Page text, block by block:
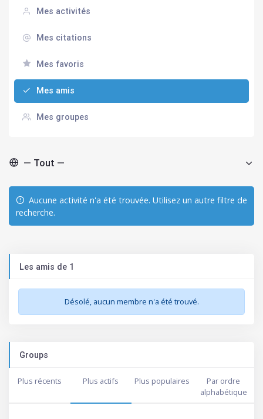
Mes activités
Mes citations
Mes favoris
Mes amis
Mes groupes
Afficher par activité:
Aucune activité n'a été trouvée. Utilisez un autre filtre de
recherche.
Les amis de 1
Désolé, aucun membre n'a été trouvé.
Groups
Plus récents Plus actifs Plus populaires
Par ordre
alphabétique